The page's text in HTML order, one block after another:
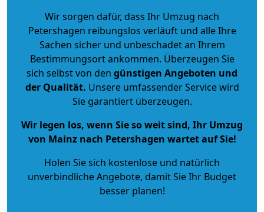
Wir sorgen dafür, dass Ihr Umzug nach
Petershagen reibungslos verläuft und alle Ihre
Sachen sicher und unbeschadet an Ihrem
Bestimmungsort ankommen. Überzeugen Sie
sich selbst von den günstigen Angeboten und
der Qualität. Unsere umfassender Service wird
Sie garantiert überzeugen.
Wir legen los, wenn Sie so weit sind, Ihr Umzug
von Mainz nach Petershagen wartet auf Sie!
Holen Sie sich kostenlose und natürlich
unverbindliche Angebote, damit Sie Ihr Budget
besser planen!